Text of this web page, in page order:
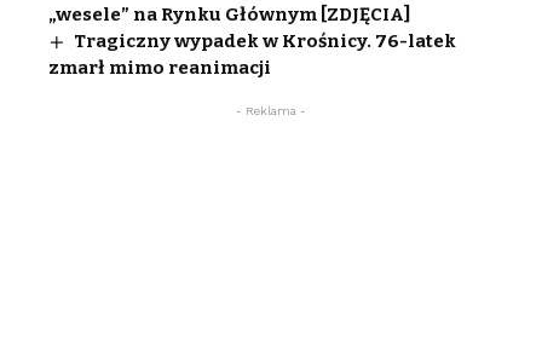
„wesele” na Rynku Głównym [ZDJĘCIA]
Tragiczny wypadek w Krośnicy. 76-latek
zmarł mimo reanimacji
- Reklama -